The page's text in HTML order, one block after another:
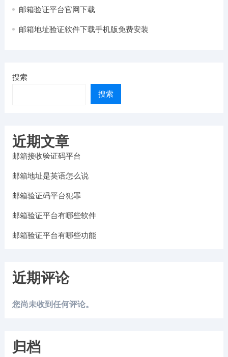
邮箱验证平台官网下载
邮箱地址验证软件下载手机版免费安装
搜索
搜索
近期文章
邮箱接收验证码平台
邮箱地址是英语怎么说
邮箱验证码平台犯罪
邮箱验证平台有哪些软件
邮箱验证平台有哪些功能
近期评论
您尚未收到任何评论。
归档